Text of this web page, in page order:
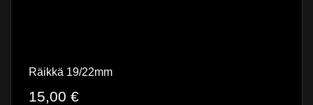
Räikkä 19/22mm
15,00 €